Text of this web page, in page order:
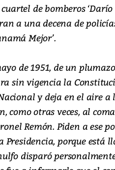
de bomberos
a una decena de
Mejor’.
de 1951, de un
sin vigencia la
y deja en el aire a
como otras veces, al
Remón. Piden a ese
porque está
disparó